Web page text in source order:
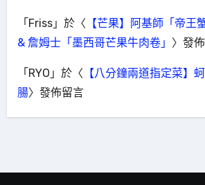
「Friss」於〈 【芒果】阿基師「帝王
& 詹姆士「墨西哥芒果牛肉卷」 〉發
「RYO 」於〈 【八分鐘兩道指定菜】
腸〉發佈留言